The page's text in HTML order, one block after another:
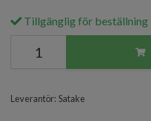
Tillgänglig för beställning
Leverantör:Satake